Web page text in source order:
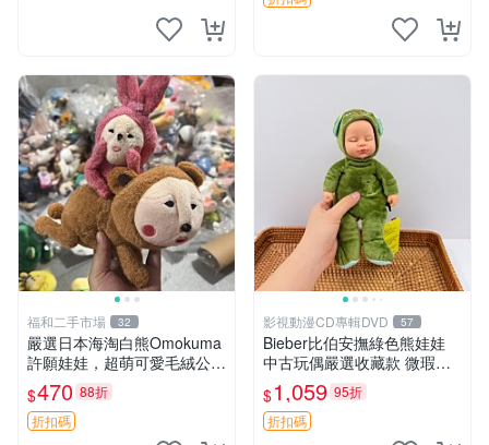
福和二手市場 32
嚴選日本海淘白熊Omokuma
許願娃娃，超萌可愛毛絨公仔
推薦收藏 白熊 Omokuma 毛
絨玩具 偽裝娃娃 玩具擺飾
$470 88折
折扣碼
影視動漫CD專輯DVD 57
Bieber比伯安撫綠色熊娃娃
中古玩偶嚴選收藏款 微瑕輕
度使用 Bieber綠熊娃娃 中古
玩偶 微瑕
$1,059 95折
折扣碼